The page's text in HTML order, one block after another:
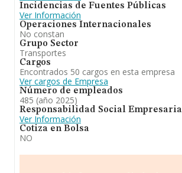
compañía ha escalado posiciones
ha posicionado mejor en el ranking
las empresas presentes en el territorio)
Incidencias de Fuentes Públicas
Ver Información
Operaciones Internacionales
No constan
Grupo Sector
Transportes
Cargos
Encontrados 50 cargos en esta empresa
Ver cargos de Empresa
Número de empleados
485 (año 2025)
Responsabilidad Social
Ver Información
Cotiza en Bolsa
NO